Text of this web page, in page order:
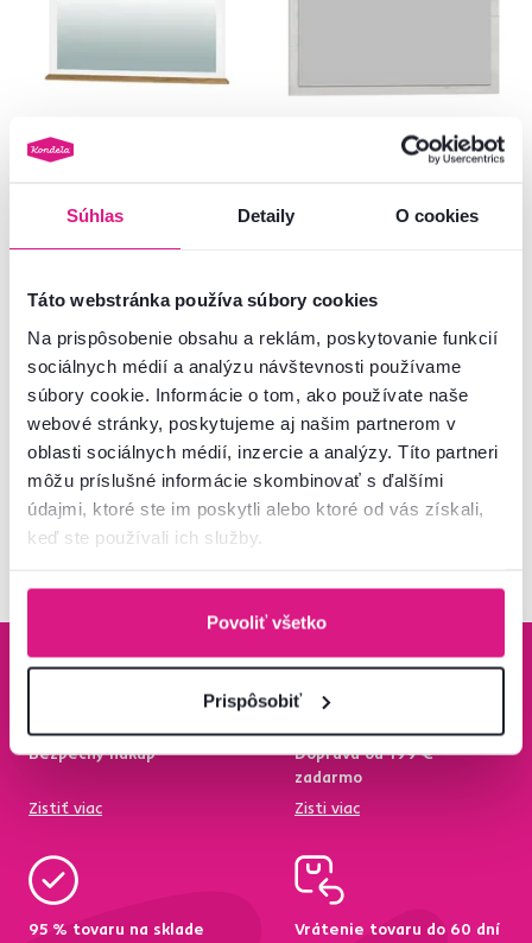
Súhlas Detaily O cookies
Táto webstránka používa súbory cookies
Na prispôsobenie obsahu a reklám, poskytovanie funkcií
sociálnych médií a analýzu návštevnosti používame
súbory cookie. Informácie o tom, ako používate naše
webové stránky, poskytujeme aj našim partnerom v
oblasti sociálnych médií, inzercie a analýzy. Títo partneri
môžu príslušné informácie skombinovať s ďalšími
údajmi, ktoré ste im poskytli alebo ktoré od vás získali,
keď ste používali ich služby.
Povoliť všetko
Prispôsobiť
2 Farba - detailná
zlatý, KATY K - 14
Pozreli ste 6produktov z 6
Bezpečný nákup
Zistiť viac
Doprava od 199 €
zadarmo
Zisti viac
95 % tovaru na sklade
Vrátenie tovaru do 60 dní